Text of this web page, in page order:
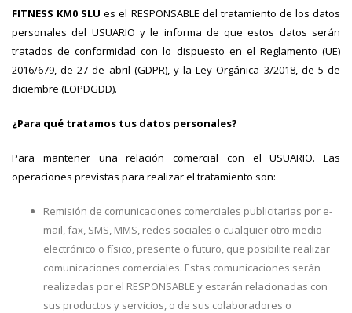
FITNESS KM0 SLU es el RESPONSABLE del tratamiento de los datos
personales del USUARIO y le informa de que estos datos serán
tratados de conformidad con lo dispuesto en el Reglamento (UE)
2016/679, de 27 de abril (GDPR), y la Ley Orgánica 3/2018, de 5 de
diciembre (LOPDGDD).
¿Para qué tratamos tus datos personales?
Para mantener una relación comercial con el USUARIO. Las
operaciones previstas para realizar el tratamiento son:
Remisión de comunicaciones comerciales publicitarias por e-
mail, fax, SMS, MMS, redes sociales o cualquier otro medio
electrónico o físico, presente o futuro, que posibilite realizar
comunicaciones comerciales. Estas comunicaciones serán
realizadas por el RESPONSABLE y estarán relacionadas con
sus productos y servicios, o de sus colaboradores o